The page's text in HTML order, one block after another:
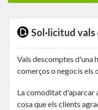
Sol·licitud
Vals descomptes d'una
comerços o negocis els
La comoditat d'aparcar
cosa que els clients